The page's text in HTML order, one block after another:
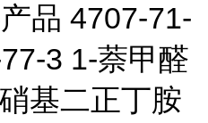
品 4707-71-
3 1-萘甲醛
基二正丁胺